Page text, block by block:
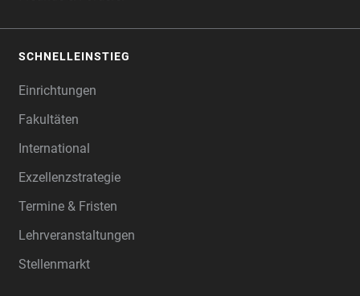
SCHNELLEINSTIEG
Einrichtungen
Fakultäten
International
Exzellenzstrategie
Termine & Fristen
Lehrveranstaltungen
Stellenmarkt